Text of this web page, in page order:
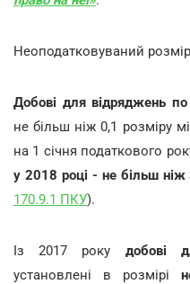
Неоподатковуваний
Добові для відряджень по
не більш ніж 0,1 розміру
на 1 січня податкового
у 2018 році - не більш
170.9.1 ПКУ).
Із 2017 року добові
установлені в розмірі